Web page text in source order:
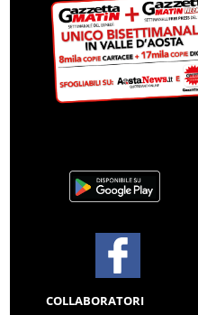
COLLABORATORI